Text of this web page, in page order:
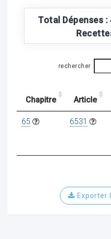
Total Dépenses
rechercher
Chapitre Article
65 6531
Exporter